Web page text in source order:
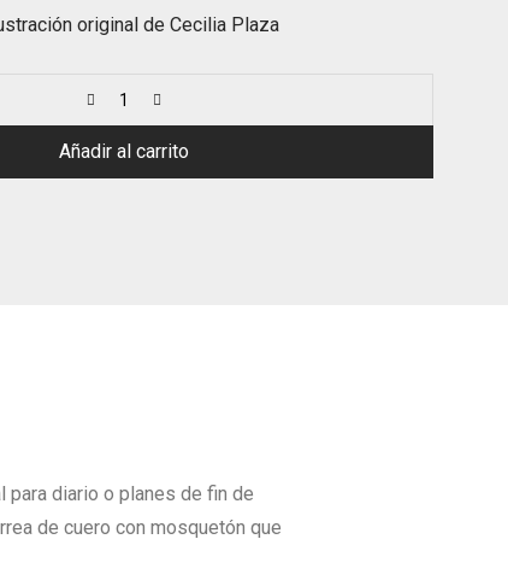
original de Cecilia Plaza
Añadir al carrito
para diario o planes de fin de
de cuero con mosquetón que